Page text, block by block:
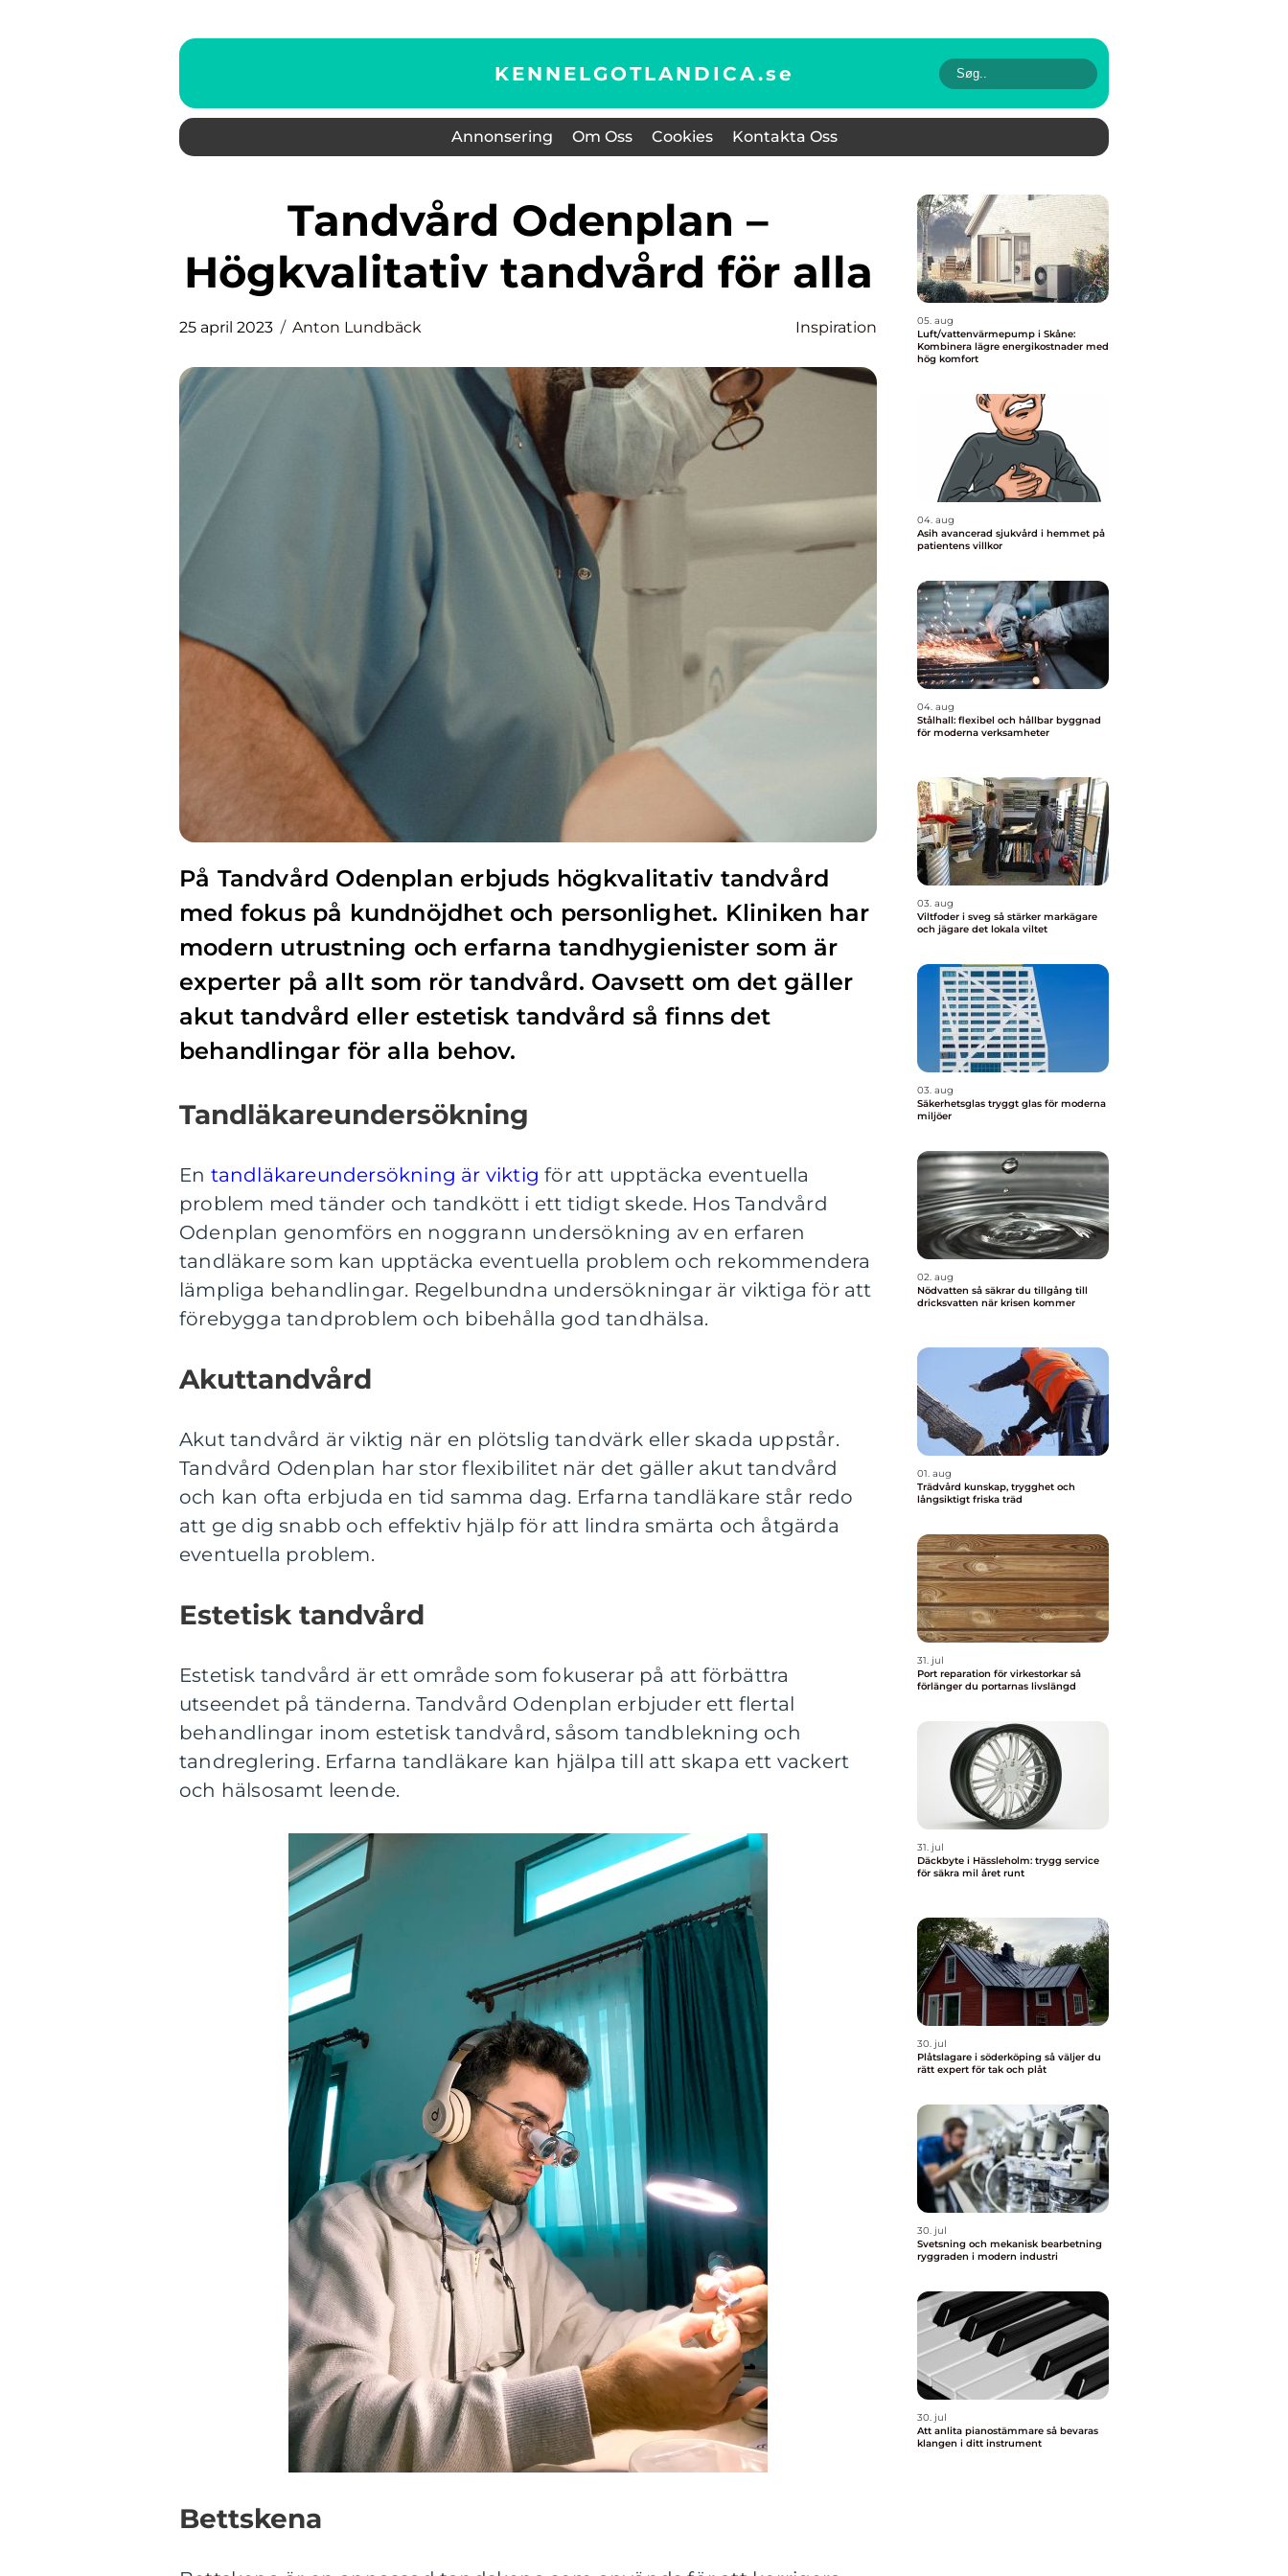
KENNELGOTLANDICA.se
Annonsering Om Oss Cookies Kontakta Oss
Tandvård Odenplan –
Högkvalitativ tandvård för alla
25 april 2023 Anton Lundbäck Inspiration
På Tandvård Odenplan erbjuds högkvalitativ tandvård
med fokus på kundnöjdhet och personlighet. Kliniken har
modern utrustning och erfarna tandhygienister som är
experter på allt som rör tandvård. Oavsett om det gäller
akut tandvård eller estetisk tandvård så finns det
behandlingar för alla behov.
Tandläkareundersökning
En tandläkareundersökning är viktig för att upptäcka eventuella
problem med tänder och tandkött i ett tidigt skede. Hos Tandvård
Odenplan genomförs en noggrann undersökning av en erfaren
tandläkare som kan upptäcka eventuella problem och rekommendera
lämpliga behandlingar. Regelbundna undersökningar är viktiga för att
förebygga tandproblem och bibehålla god tandhälsa.
Akuttandvård
Akut tandvård är viktig när en plötslig tandvärk eller skada uppstår.
Tandvård Odenplan har stor flexibilitet när det gäller akut tandvård
och kan ofta erbjuda en tid samma dag. Erfarna tandläkare står redo
att ge dig snabb och effektiv hjälp för att lindra smärta och åtgärda
eventuella problem.
Estetisk tandvård
Estetisk tandvård är ett område som fokuserar på att förbättra
utseendet på tänderna. Tandvård Odenplan erbjuder ett flertal
behandlingar inom estetisk tandvård, såsom tandblekning och
tandreglering. Erfarna tandläkare kan hjälpa till att skapa ett vackert
och hälsosamt leende.
Bettskena
05. aug
Luft/vattenvärmepump i Skåne:
Kombinera lägre energikostnader med
hög komfort
04. aug
Asih avancerad sjukvård i hemmet på
patientens villkor
04. aug
Stålhall: flexibel och hållbar byggnad
för moderna verksamheter
03. aug
Viltfoder i sveg så stärker markägare
och jägare det lokala viltet
03. aug
Säkerhetsglas tryggt glas för moderna
miljöer
02. aug
Nödvatten så säkrar du tillgång till
dricksvatten när krisen kommer
01. aug
Trädvård kunskap, trygghet och
långsiktigt friska träd
31. jul
Port reparation för virkestorkar så
förlänger du portarnas livslängd
31. jul
Däckbyte i Hässleholm: trygg service
för säkra mil året runt
30. jul
Plåtslagare i söderköping så väljer du
rätt expert för tak och plåt
30. jul
Svetsning och mekanisk bearbetning
ryggraden i modern industri
30. jul
Att anlita pianostämmare så bevaras
klangen i ditt instrument